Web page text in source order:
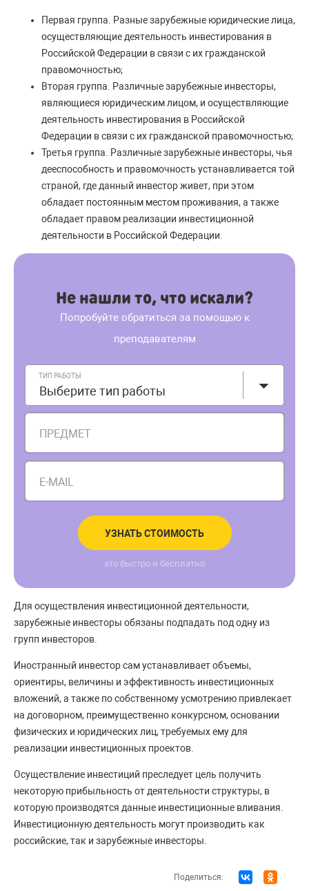
Первая группа. Разные зарубежные юридические лица,
осуществляющие деятельность инвестирования в
Российской Федерации в связи с их гражданской
правомочностью;
Вторая группа. Различные зарубежные инвесторы,
являющиеся юридическим лицом, и осуществляющие
деятельность инвестирования в Российской
Федерации в связи с их гражданской правомочностью;
Третья группа. Различные зарубежные инвесторы, чья
дееспособность и правомочность устанавливается той
страной, где данный инвестор живет, при этом
обладает постоянным местом проживания, а также
обладает правом реализации инвестиционной
деятельности в Российской Федерации.
Не нашли то, что искали?
Попробуйте обратиться за помощью к
преподавателям
ТИП РАБОТЫ
Выберите тип работы
ПРЕДМЕТ
E-MAIL
УЗНАТЬ СТОИМОСТЬ
это быстро и бесплатно
Для осуществления инвестиционной деятельности,
зарубежные инвесторы обязаны подпадать под одну из
групп инвесторов.
Иностранный инвестор сам устанавливает объемы,
ориентиры, величины и эффективность инвестиционных
вложений, а также по собственному усмотрению привлекает
на договорном, преимущественно конкурсном, основании
физических и юридических лиц, требуемых ему для
реализации инвестиционных проектов.
Осуществление инвестиций преследует цель получить
некоторую прибыльность от деятельности структуры, в
которую производятся данные инвестиционные вливания.
Инвестиционную деятельность могут производить как
российские, так и зарубежные инвесторы.
Поделиться: